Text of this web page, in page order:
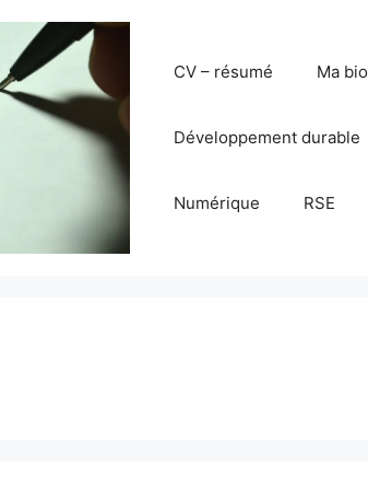
CV – résumé Ma bio
Développement durable
Numérique RSE